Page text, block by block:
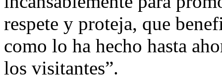
respete y proteja, que
como lo ha hecho hasta
los visitantes”.